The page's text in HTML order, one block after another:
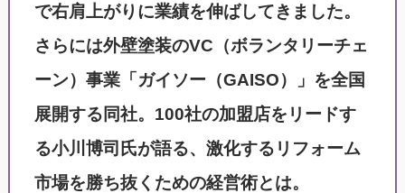
で右肩上がりに業績を伸ばしてきました。
さらには外壁塗装のVC（ボランタリーチェ
ーン）事業「ガイソー（GAISO）」を全国
展開する同社。100社の加盟店をリードす
る小川博司氏が語る、激化するリフォーム
市場を勝ち抜くための経営術とは。